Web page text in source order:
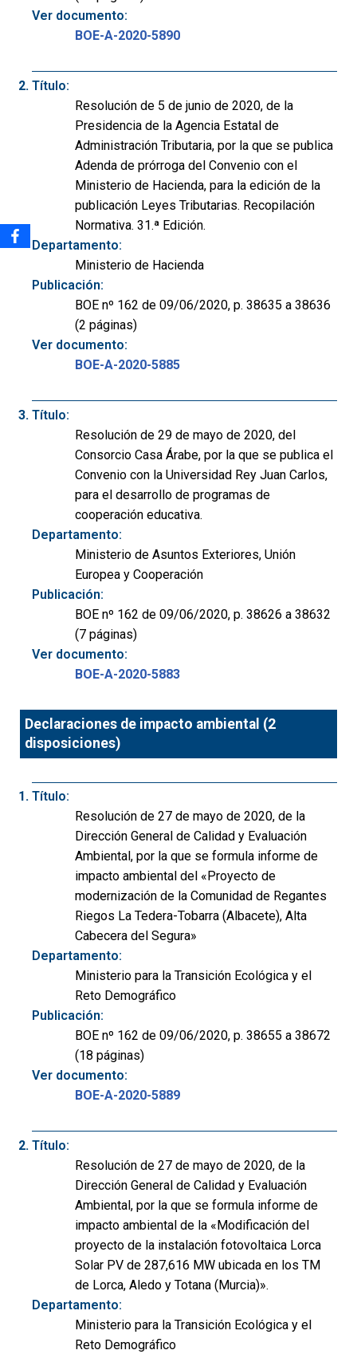
Ver documento:
BOE-A-2020-5890
Título:
Resolución de 5 de junio de 2020, de la
Presidencia de la Agencia Estatal de
Administración Tributaria, por la que se publica
Adenda de prórroga del Convenio con el
Ministerio de Hacienda, para la edición de la
publicación Leyes Tributarias. Recopilación
Normativa. 31.ª Edición.
Departamento:
Ministerio de Hacienda
Publicación:
BOE nº 162 de 09/06/2020, p. 38635 a 38636
(2 páginas)
Ver documento:
BOE-A-2020-5885
Título:
Resolución de 29 de mayo de 2020, del
Consorcio Casa Árabe, por la que se publica el
Convenio con la Universidad Rey Juan Carlos,
para el desarrollo de programas de
cooperación educativa.
Departamento:
Ministerio de Asuntos Exteriores, Unión
Europea y Cooperación
Publicación:
BOE nº 162 de 09/06/2020, p. 38626 a 38632
(7 páginas)
Ver documento:
BOE-A-2020-5883
Declaraciones de impacto ambiental (2
disposiciones)
Título:
Resolución de 27 de mayo de 2020, de la
Dirección General de Calidad y Evaluación
Ambiental, por la que se formula informe de
impacto ambiental del «Proyecto de
modernización de la Comunidad de Regantes
Riegos La Tedera-Tobarra (Albacete), Alta
Cabecera del Segura»
Departamento:
Ministerio para la Transición Ecológica y el
Reto Demográfico
Publicación:
BOE nº 162 de 09/06/2020, p. 38655 a 38672
(18 páginas)
Ver documento:
BOE-A-2020-5889
Título:
Resolución de 27 de mayo de 2020, de la
Dirección General de Calidad y Evaluación
Ambiental, por la que se formula informe de
impacto ambiental de la «Modificación del
proyecto de la instalación fotovoltaica Lorca
Solar PV de 287,616 MW ubicada en los TM
de Lorca, Aledo y Totana (Murcia)».
Departamento:
Ministerio para la Transición Ecológica y el
Reto Demográfico